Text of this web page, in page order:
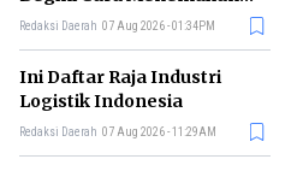
'Spike' agar CV Dilirik HR
Redaksi Daerah 07 Aug 2026 - 01:34PM
Ini Daftar Raja Industri
Logistik Indonesia
Redaksi Daerah 07 Aug 2026 - 11:29AM